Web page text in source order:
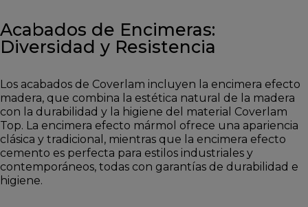
Acabados de Encimeras:
Diversidad y Resistencia
Los acabados de Coverlam incluyen la encimera efecto
madera, que combina la estética natural de la madera
con la durabilidad y la higiene del material Coverlam
Top. La encimera efecto mármol ofrece una apariencia
clásica y tradicional, mientras que la encimera efecto
cemento es perfecta para estilos industriales y
contemporáneos, todas con garantías de durabilidad e
higiene.